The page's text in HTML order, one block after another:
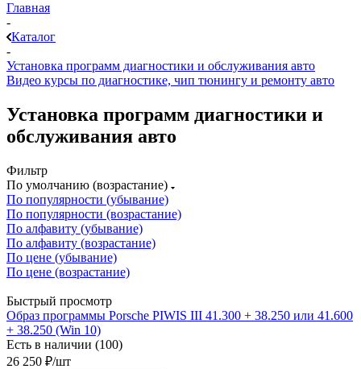
Главная
-
Каталог
-
Установка программ диагностики и обслуживания авто
Видео курсы по диагностике, чип тюнингу и ремонту авто
Установка программ диагностики и
обслуживания авто
Фильтр
По умолчанию (возрастание)
По популярности (убывание)
По популярности (возрастание)
По алфавиту (убывание)
По алфавиту (возрастание)
По цене (убывание)
По цене (возрастание)
Быстрый просмотр
Образ программы Porsche PIWIS III 41.300 + 38.250 или 41.600
+ 38.250 (Win 10)
Есть в наличии (100)
26 250 ₽/шт